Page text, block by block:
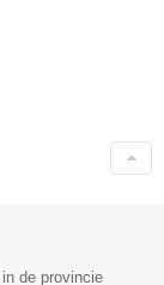
de provincie